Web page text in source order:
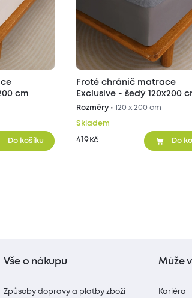
cm
Do košíku
Froté chránič matrace
Exclusive - šedý 120x200
Rozměry • 120 x 200 cm
Skladem
419 Kč Do
Vše o nákupu
Způsoby dopravy a platby zboží
Může
Kariéra